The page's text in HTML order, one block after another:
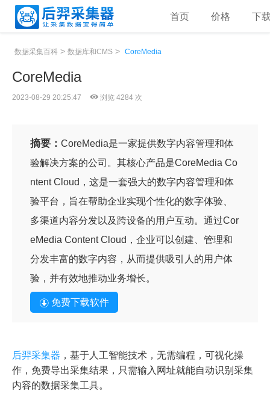
首页 价格 下
数据采集百科 > 数据库和CMS > CoreMedia
CoreMedia
2023-08-29 20:25:47 浏览 4284 次
摘要： CoreMedia是一家提供数字内容管理和体
验解决方案的公司。其核心产品是CoreMedia Co
ntent Cloud，这是一套强大的数字内容管理和体
验平台，旨在帮助企业实现个性化的数字体验、
多渠道内容分发以及跨设备的用户互动。通过Cor
eMedia Content Cloud，企业可以创建、管理和
分发丰富的数字内容，从而提供吸引人的用户体
验，并有效地推动业务增长。
免费下载软件
后羿采集器 ，基于人工智能技术，无需编程，可视化操
作，免费导出采集结果，只需输入网址就能自动识别采集
内容的数据采集工具。